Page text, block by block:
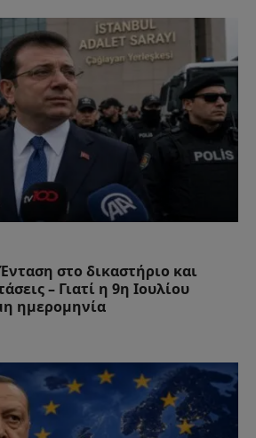
στο δικαστήριο και
– Γιατί η 9η Ιουλίου
ημερομηνία